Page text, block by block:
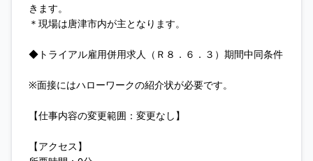
きます。
＊現場は唐津市内が主となります。
◆トライアル雇用併用求人（Ｒ８．６．３）期間中同条件
※面接にはハローワークの紹介状が必要です。
【仕事内容の変更範囲：変更なし】
【アクセス】